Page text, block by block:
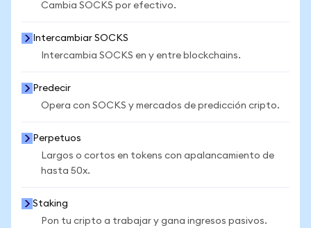
Cambia SOCKS por efectivo.
Intercambiar SOCKS
Intercambia SOCKS en y entre blockchains.
Predecir
Opera con SOCKS y mercados de predicción cripto.
Perpetuos
Largos o cortos en tokens con apalancamiento de
hasta 50x.
Staking
Pon tu cripto a trabajar y gana ingresos pasivos.